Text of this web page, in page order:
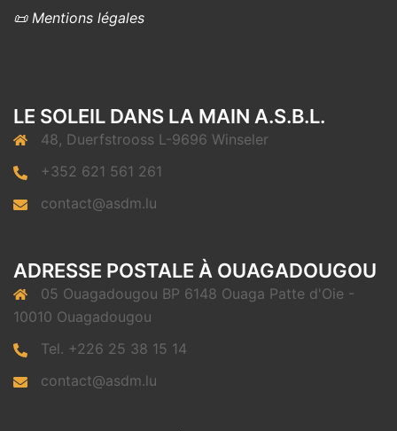
📜 Mentions légales
LE SOLEIL DANS LA MAIN A.S.B.L.
48, Duerfstrooss L-9696 Winseler
+352 621 561 261
contact@asdm.lu
ADRESSE POSTALE À OUAGADOUGOU
05 Ouagadougou BP 6148 Ouaga Patte d'Oie -
10010 Ouagadougou
Tel. +226 25 38 15 14
contact@asdm.lu